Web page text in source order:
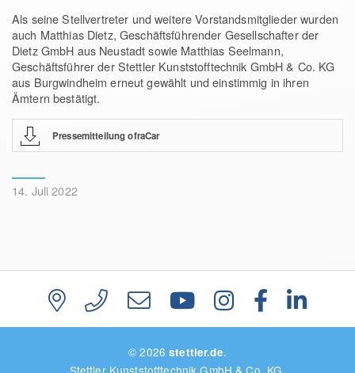
Als seine Stellvertreter und weitere Vorstandsmitglieder wurden
auch Matthias Dietz, Geschäftsführender Gesellschafter der
Dietz GmbH aus Neustadt sowie Matthias Seelmann,
Geschäftsführer der Stettler Kunststofftechnik GmbH & Co. KG
aus Burgwindheim erneut gewählt und einstimmig in ihren
Ämtern bestätigt.
Pressemitteilung ofraCar
14. Juli 2022
© 2026stettler.de.